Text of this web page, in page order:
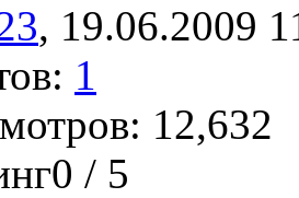
, 19.06.2009
1
12,632
/ 5